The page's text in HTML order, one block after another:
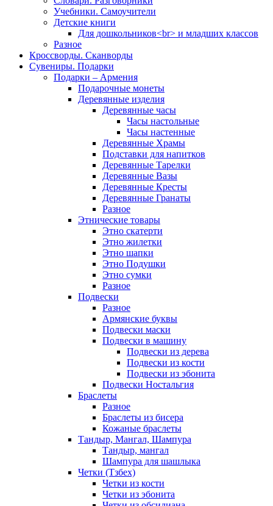
Учебники. Самоучители
Детские книги
Для дошкольников<br> и младших классов
Разное
Кроссворды. Сканворды
Сувениры. Подарки
Подарки – Армения
Подарочные монеты
Деревянные изделия
Деревянные часы
Часы настольные
Часы настенные
Деревянные Храмы
Подставки для напитков
Деревянные Тарелки
Деревянные Вазы
Деревянные Кресты
Деревянные Гранаты
Разное
Этнические товары
Этно скатерти
Этно жилетки
Этно шапки
Этно Подушки
Этно сумки
Разное
Подвески
Разное
Армянские буквы
Подвески маски
Подвески в машину
Подвески из дерева
Подвески из кости
Подвески из эбонита
Подвески Ностальгия
Браслеты
Разное
Браслеты из бисера
Кожаные браслеты
Тандыр, Мангал, Шампура
Тандыр, мангал
Шампура для шашлыка
Четки (Тзбех)
Четки из кости
Четки из эбонита